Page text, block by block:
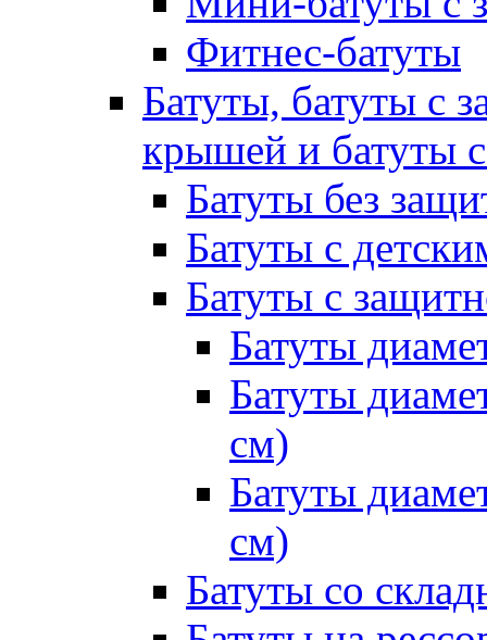
Фитнес-батуты
Батуты, батуты с
крышей и батуты
Батуты без
Батуты с
Батуты с
Батуты
Батуты
см)
Батуты
см)
Батуты со